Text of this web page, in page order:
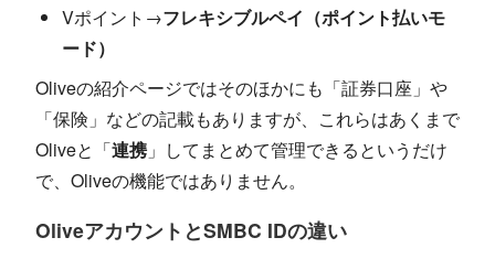
Vポイント→フレキシブルペイ（ポイント払いモ
ード）
Oliveの紹介ページではそのほかにも「証券口座」や
「保険」などの記載もありますが、これらはあくまで
Oliveと「連携 」してまとめて管理できるというだけ
で、Oliveの機能ではありません。
OliveアカウントとSMBC IDの違い